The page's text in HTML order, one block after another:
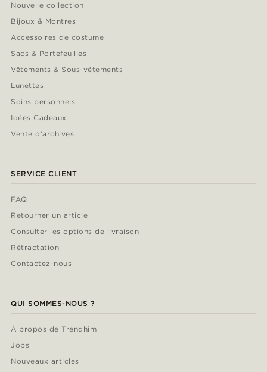
Nouvelle collection
Bijoux & Montres
Accessoires de costume
Sacs & Portefeuilles
Vêtements & Sous-vêtements
Lunettes
Soins personnels
Idées Cadeaux
Vente d'archives
SERVICE CLIENT
FAQ
Retourner un article
Consulter les options de livraison
Rétractation
Contactez-nous
QUI SOMMES-NOUS ?
À propos de Trendhim
Jobs
Nouveaux articles